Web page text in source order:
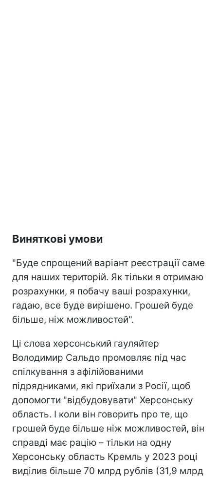
Виняткові умови
"Буде спрощений варіант реєстрації саме
для наших територій. Як тільки я отримаю
розрахунки, я побачу ваші розрахунки,
гадаю, все буде вирішено. Грошей буде
більше, ніж можливостей".
Ці слова херсонський гауляйтер
Володимир Сальдо промовляє під час
спілкування з афілійованими
підрядниками, які приїхали з Росії, щоб
допомогти "відбудовувати" Херсонську
область. І коли він говорить про те, що
грошей буде більше ніж можливостей, він
справді має рацію – тільки на одну
Херсонську область Кремль у 2023 році
виділив більше 70 млрд рублів (31,9 млрд